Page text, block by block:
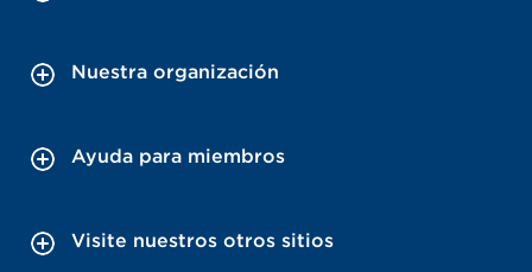
Nuestra organización
Ayuda para miembros
Visite nuestros otros sitios